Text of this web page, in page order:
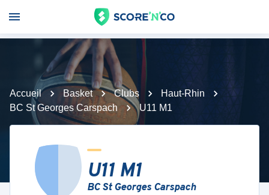
Accueil Basket Clubs
Haut-Rhin
BC St Georges Carspach
U11 M1
U11 M1
BC St Georges Carspach